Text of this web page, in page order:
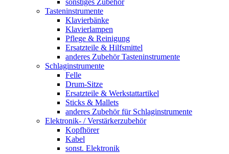
sonstiges Zubehör
Tasteninstrumente
Klavierbänke
Klavierlampen
Pflege & Reinigung
Ersatzteile & Hilfsmittel
anderes Zubehör Tasteninstrumente
Schlaginstrumente
Felle
Drum-Sitze
Ersatzteile & Werkstattartikel
Sticks & Mallets
anderes Zubehör für Schlaginstrumente
Elektronik- / Verstärkerzubehör
Kopfhörer
Kabel
sonst. Elektronik